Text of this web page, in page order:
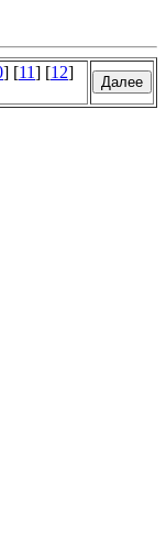
] [11] [12]